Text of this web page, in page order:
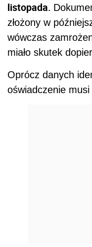
listopada.
złożony w
wówczas
miało skutek
Oprócz danych
oświadczenie musi